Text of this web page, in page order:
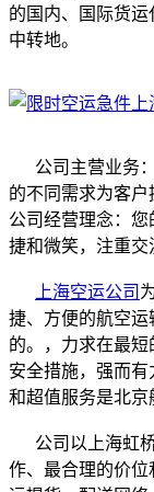
的国内、国际货
中转地。
公司主营业务
的不同需求为客户
公司经营理念：
捷和微笑，注重交
上海空运公司
捷、方便的航空
的。，力求在最
安全措施，强而
和超值服务是北京
公司以上海虹桥
作、最合理的价